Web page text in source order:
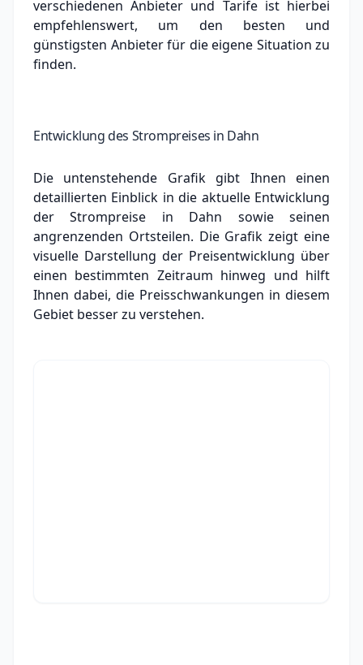
verschiedenen Anbieter und Tarife ist hierbei
empfehlenswert, um den besten und
günstigsten Anbieter für die eigene Situation zu
finden.
Entwicklung des Strompreises in Dahn
Die untenstehende Grafik gibt Ihnen einen
detaillierten Einblick in die aktuelle Entwicklung
der Strompreise in Dahn sowie seinen
angrenzenden Ortsteilen. Die Grafik zeigt eine
visuelle Darstellung der Preisentwicklung über
einen bestimmten Zeitraum hinweg und hilft
Ihnen dabei, die Preisschwankungen in diesem
Gebiet besser zu verstehen.